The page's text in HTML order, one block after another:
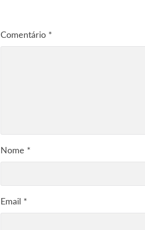
Comentário *
Nome *
Email *